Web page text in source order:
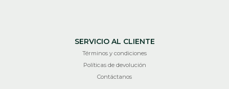
SERVICIO AL CLIENTE
Términos y condiciones
Políticas de devolución
Contáctanos